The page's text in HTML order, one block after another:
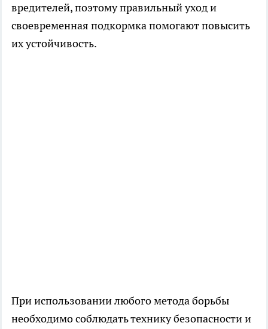
вредителей, поэтому правильный уход и
своевременная подкормка помогают повысить
их устойчивость.
При использовании любого метода борьбы
необходимо соблюдать технику безопасности и